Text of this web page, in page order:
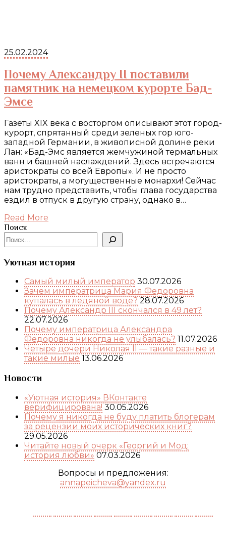
25.02.2024
Почему Александру II поставили
памятник на немецком курорте Бад-
Эмсе
Газеты XIX века с восторгом описывают этот город-
курорт, спрятанный среди зеленых гор юго-
западной Германии, в живописной долине реки
Лан: «Бад-Эмс является жемчужиной термальных
ванн и башней наслаждений. Здесь встречаются
аристократы со всей Европы». И не просто
аристократы, а могущественные монархи! Сейчас
нам трудно представить, чтобы глава государства
ездил в отпуск в другую страну, однако в…
Read More
Поиск
Уютная история
Самый милый император 30.07.2026
Зачем императрица Мария Федоровна
купалась в ледяной воде? 28.07.2026
Почему Александр III скончался в 49 лет?
22.07.2026
Почему императрица Александра
Федоровна никогда не улыбалась? 11.07.2026
Четыре дочери Николая II — такие разные и
такие милые 13.06.2026
Новости
«Уютная история» ВКонтакте
верифицирована! 30.05.2026
Почему я никогда не буду платить блогерам
за рецензии моих исторических книг?
29.05.2026
Читайте новый очерк «Георгий и Мод:
история любви» 07.03.2026
Вопросы и предложения:
annapeicheva@yandex.ru